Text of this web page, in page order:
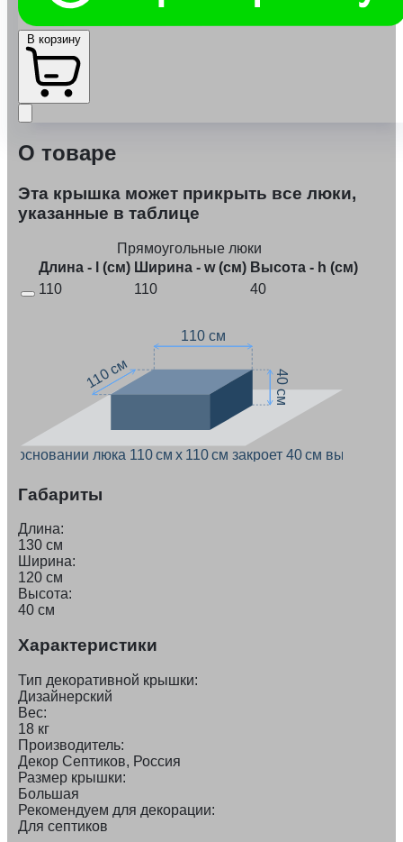
О товаре
Эта крышка может прикрыть все люки,
указанные в таблице
Прямоугольные люки
Длина - l (см) Ширина - w (см) Высота - h (см)
110
110 40
110 см
40 см
110 см
основании люка 110 см x 110 см закроет 40 см высоты
Габариты
Длина:
130 см
Ширина:
120 см
Высота:
40 см
Характеристики
Тип декоративной крышки:
Дизайнерский
Вес:
18 кг
Производитель:
Декор Септиков, Россия
Размер крышки:
Большая
Рекомендуем для декорации:
Для септиков